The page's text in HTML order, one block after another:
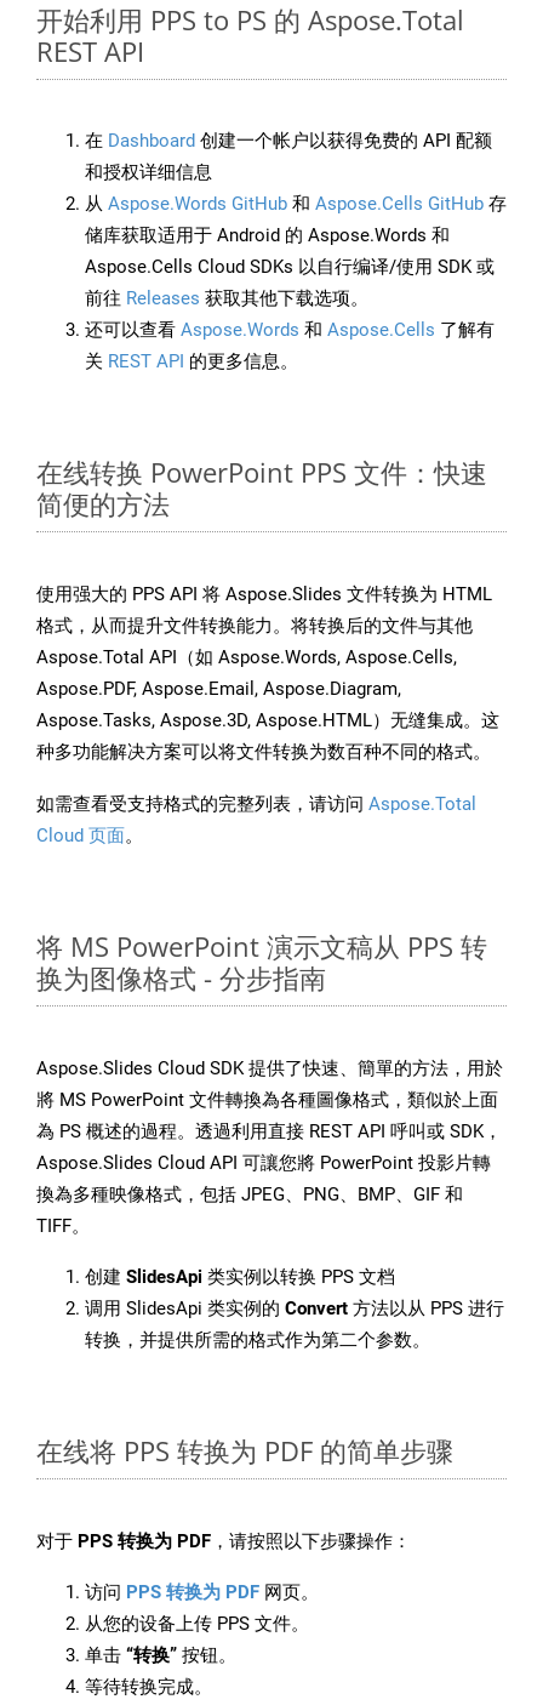
开始利用 PPS to PS 的 Aspose.Total
REST API
在 Dashboard 创建一个帐户以获得免费的 API 配额
和授权详细信息
从 Aspose.Words GitHub 和 Aspose.Cells GitHub 存
储库获取适用于 Android 的 Aspose.Words 和
Aspose.Cells Cloud SDKs 以自行编译/使用 SDK 或
前往 Releases 获取其他下载选项。
还可以查看 Aspose.Words 和 Aspose.Cells 了解有
关 REST API 的更多信息。
在线转换 PowerPoint PPS 文件：快速
简便的方法
使用强大的 PPS API 将 Aspose.Slides 文件转换为 HTML
格式，从而提升文件转换能力。将转换后的文件与其他
Aspose.Total API（如 Aspose.Words, Aspose.Cells,
Aspose.PDF, Aspose.Email, Aspose.Diagram,
Aspose.Tasks, Aspose.3D, Aspose.HTML）无缝集成。这
种多功能解决方案可以将文件转换为数百种不同的格式。
如需查看受支持格式的完整列表，请访问 Aspose.Total
Cloud 页面。
将 MS PowerPoint 演示文稿从 PPS 转
换为图像格式 - 分步指南
Aspose.Slides Cloud SDK 提供了快速、簡單的方法，用於
將 MS PowerPoint 文件轉換為各種圖像格式，類似於上面
為 PS 概述的過程。透過利用直接 REST API 呼叫或 SDK，
Aspose.Slides Cloud API 可讓您將 PowerPoint 投影片轉
換為多種映像格式，包括 JPEG、PNG、BMP、GIF 和
TIFF。
创建 SlidesApi 类实例以转换 PPS 文档
调用 SlidesApi 类实例的 Convert 方法以从 PPS 进行
转换，并提供所需的格式作为第二个参数。
在线将 PPS 转换为 PDF 的简单步骤
对于 PPS 转换为 PDF ，请按照以下步骤操作：
访问 PPS 转换为 PDF 网页。
从您的设备上传 PPS 文件。
单击 “转换” 按钮。
等待转换完成。